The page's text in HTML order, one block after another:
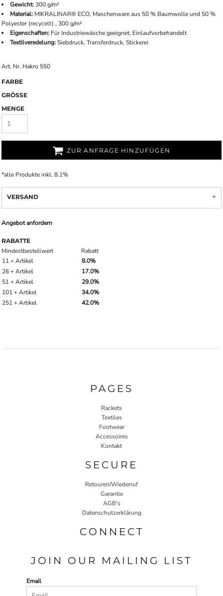
Gewicht:300 g/m²
Material: MIKRALINAR® ECO, Maschenware aus 50 % Baumwolle und 50 %
Polyester (recycelt) , 300 g/m²
Eigenschaften: Für Industriewäsche geeignet, Einlaufvorbehandelt
Textilveredelung:Siebdruck, Transferdruck, Stickerei
Art. Nr. Hakro 550
FARBE
GRÖSSE
MENGE
ZUR ANFRAGE HINZUFÜGEN
*alle Produkte inkl. 8.1%
VERSAND
Angebot anfordern
RABATTE
Mindestbestellwert
Rabatt
11 + Artikel
8.0%
26 + Artikel
17.0%
51 + Artikel
29.0%
101 + Artikel
34.0%
251 + Artikel
42.0%
PAGES
Rackets
Textiles
Footwear
Accessoires
Kontakt
SECURE
Retouren/Wiederruf
Garantie
AGB's
Datenschutzerklärung
CONNECT
JOIN OUR MAILING LIST
Email